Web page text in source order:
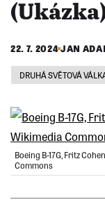
22. 7. 2024 JAN
DRUHÁ SVĚTOVÁ
Boeing B-17G, Fritz
Commons